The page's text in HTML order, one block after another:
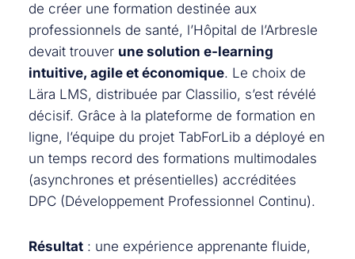
de créer une formation destinée aux
professionnels de santé, l’Hôpital de l’Arbresle
devait trouver une solution e-learning
intuitive, agile et économique. Le choix de
Lära LMS, distribuée par Classilio, s’est révélé
décisif. Grâce à la plateforme de formation en
ligne, l’équipe du projet TabForLib a déployé en
un temps record des formations multimodales
(asynchrones et présentielles) accréditées
DPC (Développement Professionnel Continu).
Résultat: une expérience apprenante fluide,